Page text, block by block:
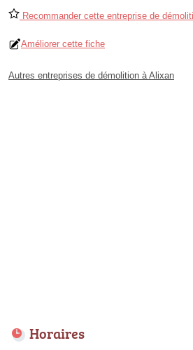
Recommander cette entreprise de
Améliorer cette fiche
Autres entreprises de démolition à Alixan
Horaires